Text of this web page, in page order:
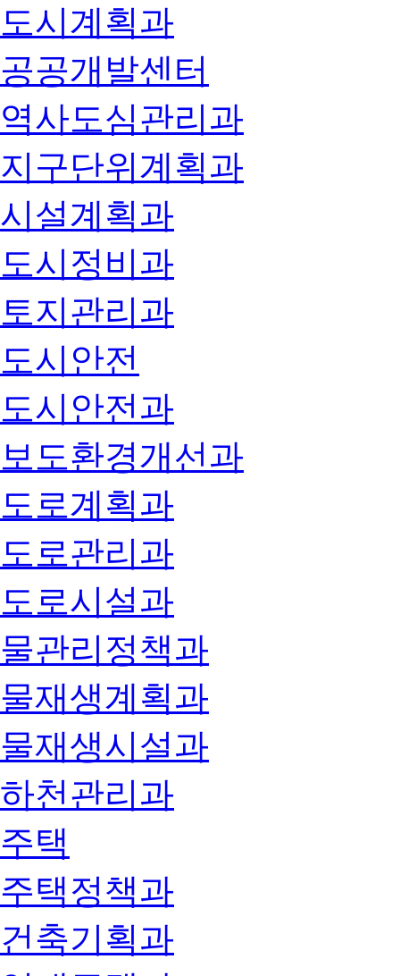
도시계획과
공공개발센터
역사도심관리과
지구단위계획과
시설계획과
도시정비과
토지관리과
도시안전
도시안전과
보도환경개선과
도로계획과
도로관리과
도로시설과
물관리정책과
물재생계획과
물재생시설과
하천관리과
주택
주택정책과
건축기획과